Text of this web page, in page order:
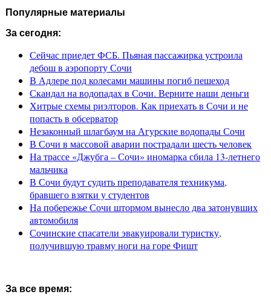
Популярные материалы
За сегодня:
Сейчас приедет ФСБ. Пьяная пассажирка устроила
дебош в аэропорту Сочи
В Адлере под колесами машины погиб пешеход
Скандал на водопадах в Сочи. Верните наши деньги
Хитрые схемы риэлторов. Как приехать в Сочи и не
попасть в обсерватор
Незаконный шлагбаум на Агурские водопады Сочи
В Сочи в массовой аварии пострадали шесть человек
На трассе «Джубга – Сочи» иномарка сбила 13-летнего
мальчика
В Сочи будут судить преподавателя техникума,
бравшего взятки у студентов
На побережье Сочи штормом вынесло два затонувших
автомобиля
Сочинские спасатели эвакуировали туристку,
получившую травму ноги на горе Фишт
За все время: